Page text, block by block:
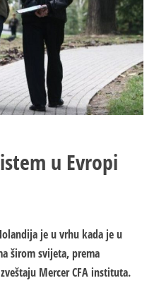
u Evropi
je u vrhu kada je u
širom svijeta, prema
Mercer CFA instituta.